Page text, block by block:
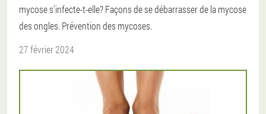
mycose s’infecte-t-elle? Façons de se débarrasser de la mycose
des ongles. Prévention des mycoses.
27 février 2024